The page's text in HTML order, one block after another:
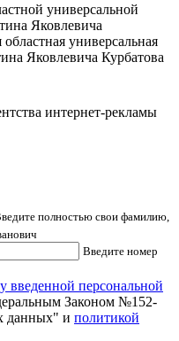
универсальной
Яковлевича
областная универсальная
Яковлевича Курбатова
интернет-рекламы
полностью свои фамилию,
Введите номер
введенной персональной
Законом №152-
данных" и политикой